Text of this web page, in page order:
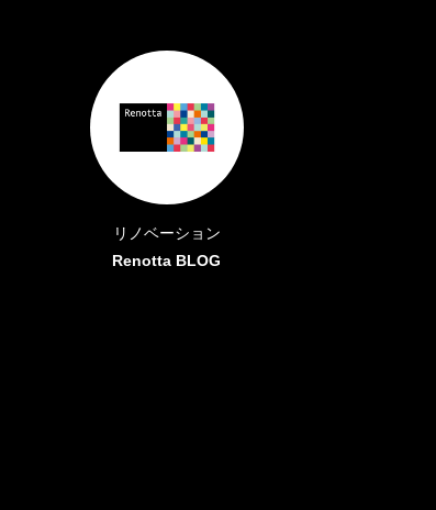
リノベーション
Renotta BLOG